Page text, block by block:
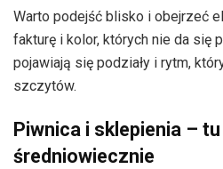
Warto podejść blisko i obejrzeć
fakturę i kolor, których nie da się
pojawiają się podziały i rytm,
szczytów.
Piwnica i sklepienia –
średniowiecznie